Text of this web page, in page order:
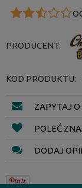
PRODUCENT:
KOD PRODUKTU:
ZAPYTAJ
POLEĆ
DODAJ